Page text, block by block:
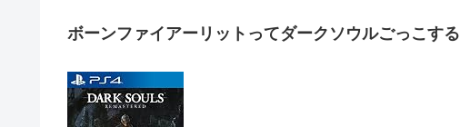
ボーンファイアーリットってダークソウルごっこする